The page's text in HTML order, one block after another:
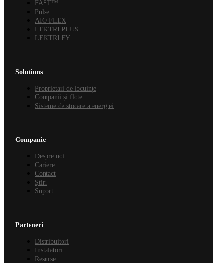
FAST™
Pulse
AIO FLEX
LEKTRI.PLUS
LEKTRI.FY
Solutions
Proprietari de locuințe
Companii și flote
Sisteme de stocare a energiei
Parteneri
Distribuitori
Instalatori
Resurse
Companie
Despre noi
Cariere
Contact
Știri
Suport